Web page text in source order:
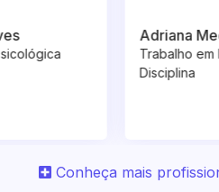
Equipe /
Adriano
Conheça mais